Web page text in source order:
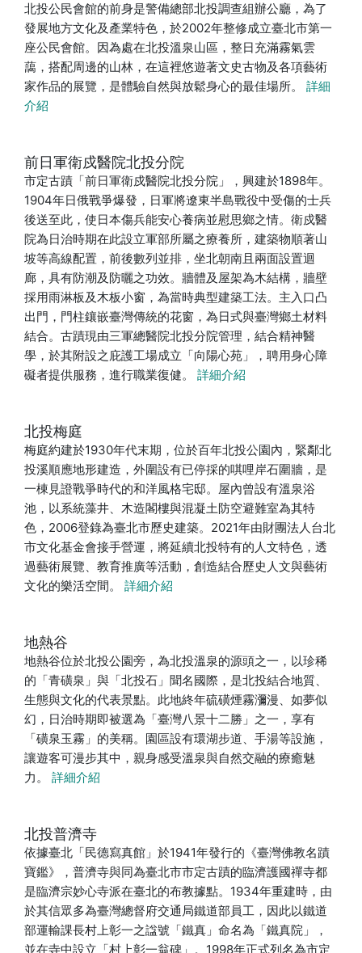
北投公民會館的前身是警備總部北投調查組辦公廳，為了
發展地方文化及產業特色，於2002年整修成立臺北市第一
座公民會館。因為處在北投溫泉山區，整日充滿霧氣雲
藹，搭配周邊的山林，在這裡悠遊著文史古物及各項藝術
家作品的展覽，是體驗自然與放鬆身心的最佳場所。 詳細
介紹
前日軍衛戍醫院北投分院
市定古蹟「前日軍衛戍醫院北投分院」，興建於1898年。
1904年日俄戰爭爆發，日軍將遼東半島戰役中受傷的士兵
後送至此，使日本傷兵能安心養病並慰思鄉之情。衛戍醫
院為日治時期在此設立軍部所屬之療養所，建築物順著山
坡等高線配置，前後數列並排，坐北朝南且兩面設置迴
廊，具有防潮及防曬之功效。牆體及屋架為木結構，牆壁
採用雨淋板及木板小窗，為當時典型建築工法。主入口凸
出門，門柱鑲嵌臺灣傳統的花窗，為日式與臺灣鄉土材料
結合。古蹟現由三軍總醫院北投分院管理，結合精神醫
學，於其附設之庇護工場成立「向陽心苑」，聘用身心障
礙者提供服務，進行職業復健。 詳細介紹
北投梅庭
梅庭約建於1930年代末期，位於百年北投公園內，緊鄰北
投溪順應地形建造，外圍設有已停採的唭哩岸石圍牆，是
一棟見證戰爭時代的和洋風格宅邸。屋內曾設有溫泉浴
池，以系統藻井、木造閣樓與混凝土防空避難室為其特
色，2006登錄為臺北市歷史建築。2021年由財團法人台北
市文化基金會接手營運，將延續北投特有的人文特色，透
過藝術展覽、教育推廣等活動，創造結合歷史人文與藝術
文化的樂活空間。 詳細介紹
地熱谷
地熱谷位於北投公園旁，為北投溫泉的源頭之一，以珍稀
的「青磺泉」與「北投石」聞名國際，是北投結合地質、
生態與文化的代表景點。此地終年硫磺煙霧瀰漫、如夢似
幻，日治時期即被選為「臺灣八景十二勝」之一，享有
「磺泉玉霧」的美稱。園區設有環湖步道、手湯等設施，
讓遊客可漫步其中，親身感受溫泉與自然交融的療癒魅
力。 詳細介紹
北投普濟寺
依據臺北「民德寫真館」於1941年發行的《臺灣佛教名蹟
寶鑑》，普濟寺與同為臺北市市定古蹟的臨濟護國禪寺都
是臨濟宗妙心寺派在臺北的布教據點。1934年重建時，由
於其信眾多為臺灣總督府交通局鐵道部員工，因此以鐵道
部運輸課長村上彰一之諡號「鐵真」命名為「鐵真院」，
並在寺中設立「村上彰一翁碑」。1998年正式列名為市定